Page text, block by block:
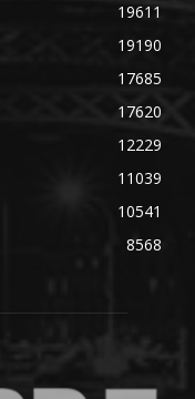
19611
19190
17685
17620
12229
11039
10541
8568